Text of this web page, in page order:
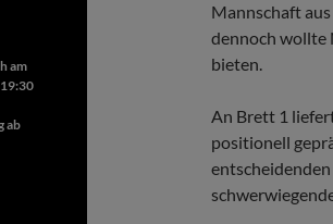
Mannschaft
dennoch wollte
bieten.
An Brett 1
positionell
am
ab